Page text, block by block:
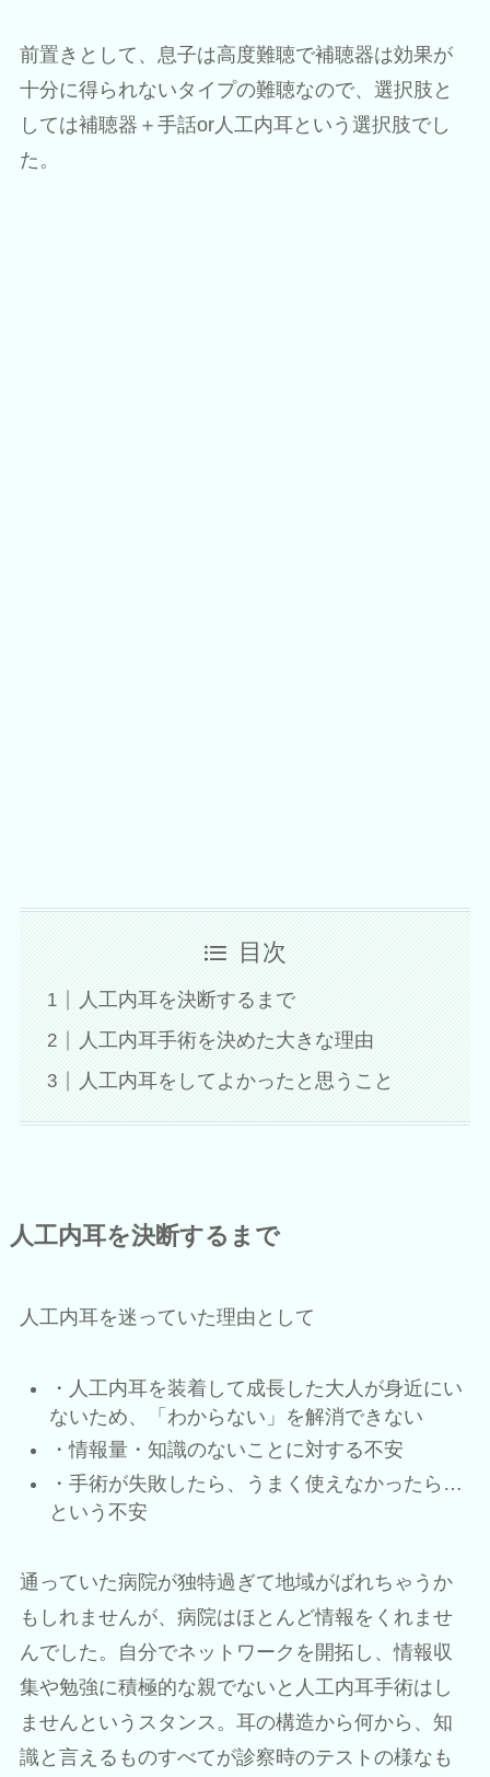
前置きとして、息子は高度難聴で補聴器は効果が
十分に得られないタイプの難聴なので、選択肢と
しては補聴器＋手話or人工内耳という選択肢でし
た。
目次
人工内耳を決断するまで
人工内耳手術を決めた大きな理由
人工内耳をしてよかったと思うこと
人工内耳を決断するまで
人工内耳を迷っていた理由として
・人工内耳を装着して成長した大人が身近にい
ないため、「わからない」を解消できない
・情報量・知識のないことに対する不安
・手術が失敗したら、うまく使えなかったら…
という不安
通っていた病院が独特過ぎて地域がばれちゃうか
もしれませんが、病院はほとんど情報をくれませ
んでした。自分でネットワークを開拓し、情報収
集や勉強に積極的な親でないと人工内耳手術はし
ませんというスタンス。耳の構造から何から、知
識と言えるものすべてが診察時のテストの様なも